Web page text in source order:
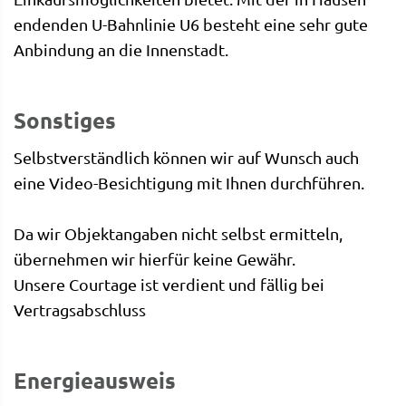
endenden U-Bahnlinie U6 besteht eine sehr gute
Anbindung an die Innenstadt.
Sonstiges
Selbstverständlich können wir auf Wunsch auch
eine Video-Besichtigung mit Ihnen durchführen.
Da wir Objektangaben nicht selbst ermitteln,
übernehmen wir hierfür keine Gewähr.
Unsere Courtage ist verdient und fällig bei
Vertragsabschluss
Energieausweis